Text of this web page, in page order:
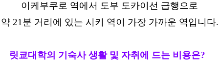
이케부쿠로 역에서 도부 도카이선 급행으로
약 21분 거리에 있는 시키 역이 가장 가까운 역입니다.
릿쿄대학의 기숙사 생활 및 자취에 드는 비용은?